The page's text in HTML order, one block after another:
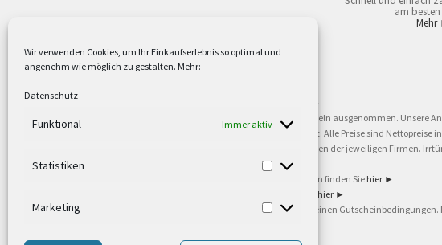
Wir verwenden Cookies, um Ihr Einkaufserlebnis so optimal und
angenehm wie möglich zu gestalten. Mehr:
Datenschutz-
Funktional Immer aktiv
Statistiken
Marketing
am
Mehr
Versandkostenfrei ab 59,90 € Nettowarenwert. Inseln ausgenommen.
oder gewerblichen Tätigkeit. Kein Verkauf an privat. Alle Preise sind
sind Warenzeichen oder eingetragene Warenzeichen der jeweiligen Firmen.
Weitere Informationen und Zahlungsbedingungen finden Sie hier ►
hier ►
Ab 79,- Nettowarenwert. Es gelten unsere allgemeinen Gutscheinbedingungen.
©2002-2021 TEUTO LICHT GmbH